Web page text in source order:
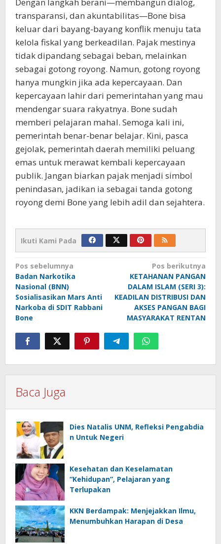
transparansi, dan akuntabilitas—Bone bisa
keluar dari bayang-bayang konflik menuju tata
kelola fiskal yang berkeadilan. Pajak mestinya
tidak dipandang sebagai beban, melainkan
sebagai gotong royong. Namun, gotong royong
hanya mungkin jika ada kepercayaan. Dan
kepercayaan lahir dari pemerintahan yang mau
mendengar suara rakyatnya. Bone sudah
memberi pelajaran mahal. Semoga kali ini,
pemerintah benar-benar belajar. Kini, pasca
gejolak, pemerintah daerah memiliki peluang
emas untuk merawat kembali kepercayaan
publik. Jangan biarkan pajak menjadi simbol
penindasan, jadikan ia sebagai tanda gotong
royong demi Bone yang lebih adil dan sejahtera.
Ikuti Kami Pada
Navigasi
pos
Pos sebelumnya
Badan Narkotika
Nasional (BNN)
Sosialisasikan Mars Anti
Narkoba di SDIT Rabbani
Bone
Pos berikutnya
KETAHANAN PANGAN
DALAM ISLAM (SERI 3):
KEADILAN DISTRIBUSI DAN
AKSES PANGAN BAGI
MASYARAKAT RENTAN
Baca Juga
Dies Natalis UNM, Refleksi Pengabdia
n Untuk Negeri
Kesehatan dan Keselamatan
“Kehidupan”, Pelajaran yang
Terlupakan
KKN Berdampak: Menjejakkan Ilmu,
Menumbuhkan Harapan di Desa